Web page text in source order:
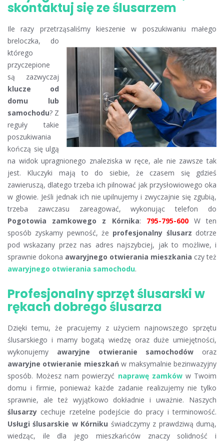
skontaktuj się ze ślusarzem
Ile razy przetrząsaliśmy kieszenie w poszukiwaniu małego
breloczka, do
którego
przyczepione
są zazwyczaj
klucze od
domu lub
samochodu? Z
reguły takie
poszukiwania
kończą się ulgą
na widok upragnionego znaleziska w ręce, ale nie zawsze tak
jest. Kluczyki mają to do siebie, że czasem się gdzieś
zawieruszą, dlatego trzeba ich pilnować jak przysłowiowego oka
w głowie. Jeśli jednak ich nie upilnujemy i zwyczajnie się zgubią,
trzeba zawczasu zareagować, wykonując telefon do
Pogotowia zamkowego z Kórnika: 795-795-600W ten
sposób zyskamy pewność, że profesjonalny ślusarz dotrze
pod wskazany przez nas adres najszybciej, jak to możliwe, i
sprawnie dokona awaryjnego otwierania mieszkania czy też
awaryjnego otwierania samochodu.
Profesjonalny sprzęt ślusarski w
rękach dobrego ślusarza
Dzięki temu, że pracujemy z użyciem najnowszego sprzętu
ślusarskiego i mamy bogatą wiedzę oraz duże umiejętności,
wykonujemy awaryjne otwieranie samochodów oraz
awaryjne otwieranie mieszkańw maksymalnie bezinwazyjny
sposób. Możesz nam powierzyć naprawę zamkóww Twoim
domu i firmie, ponieważ każde zadanie realizujemy nie tylko
sprawnie, ale też wyjątkowo dokładnie i uważnie. Naszych
ślusarzy cechuje rzetelne podejście do pracy i terminowość.
Usługi ślusarskie w Kórniku świadczymy z prawdziwą dumą,
wiedząc, ile dla jego mieszkańców znaczy solidność i